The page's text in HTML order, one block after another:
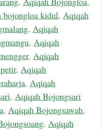
bojongloa kidul, Aqiqah
, Aqiqah
, Aqiqah
, Aqiqah
, Aqiqah
, Aqiqah
, Aqiqah Bojongsari
, Aqiqah Bojongsawah,
, Aqiqah